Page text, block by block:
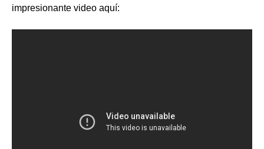
impresionante video aquí: